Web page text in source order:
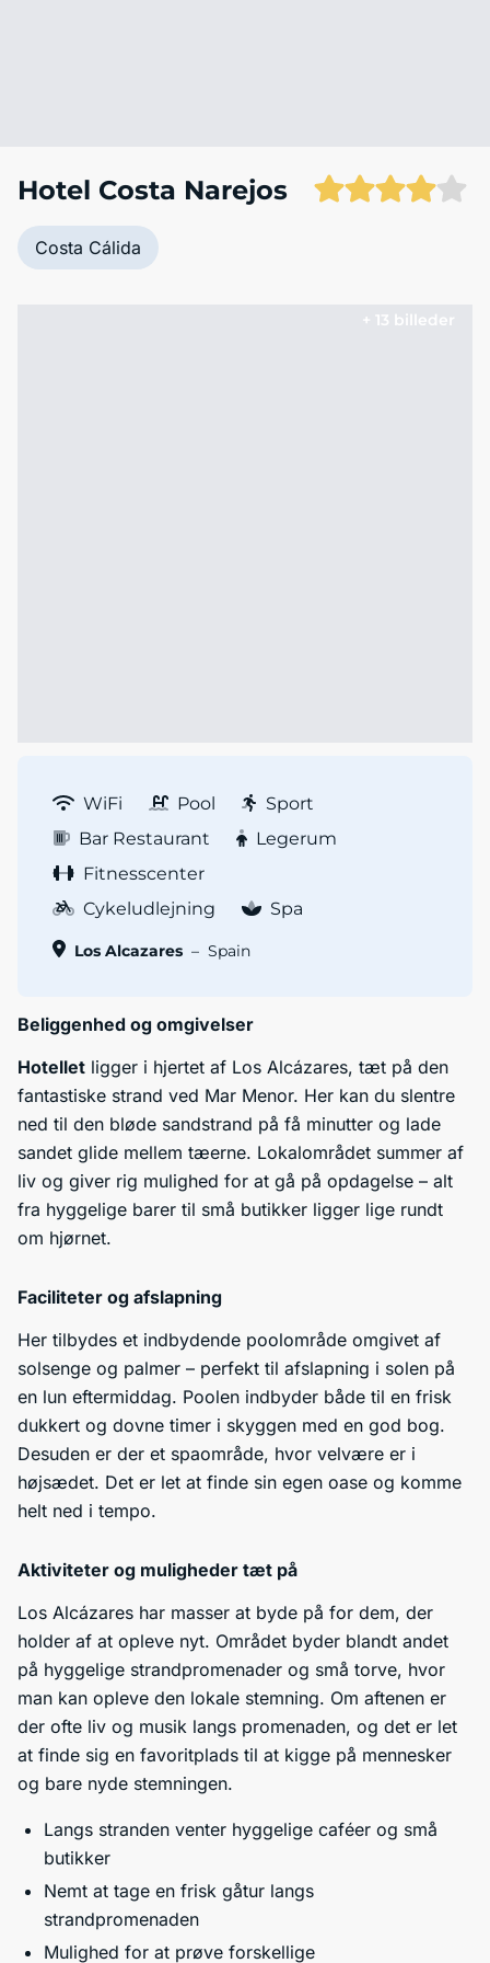
Hotel Costa Narejos
Costa Cálida
+ 13 billeder
WiFi Pool
Sport
Bar Restaurant
Legerum
Fitnesscenter
Cykeludlejning
Spa
Los Alcazares – Spain
Beliggenhed og omgivelser
Hotellet ligger i hjertet af Los Alcázares, tæt på den
fantastiske strand ved Mar Menor. Her kan du slentre
ned til den bløde sandstrand på få minutter og lade
sandet glide mellem tæerne. Lokalområdet summer af
liv og giver rig mulighed for at gå på opdagelse – alt
fra hyggelige barer til små butikker ligger lige rundt
om hjørnet.
Faciliteter og afslapning
Her tilbydes et indbydende poolområde omgivet af
solsenge og palmer – perfekt til afslapning i solen på
en lun eftermiddag. Poolen indbyder både til en frisk
dukkert og dovne timer i skyggen med en god bog.
Desuden er der et spaområde, hvor velvære er i
højsædet. Det er let at finde sin egen oase og komme
helt ned i tempo.
Aktiviteter og muligheder tæt på
Los Alcázares har masser at byde på for dem, der
holder af at opleve nyt. Området byder blandt andet
på hyggelige strandpromenader og små torve, hvor
man kan opleve den lokale stemning. Om aftenen er
der ofte liv og musik langs promenaden, og det er let
at finde sig en favoritplads til at kigge på mennesker
og bare nyde stemningen.
Langs stranden venter hyggelige caféer og små
butikker
Nemt at tage en frisk gåtur langs
strandpromenaden
Mulighed for at prøve forskellige